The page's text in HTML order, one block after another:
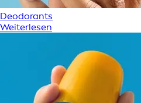
Deodorants
Weiterlesen